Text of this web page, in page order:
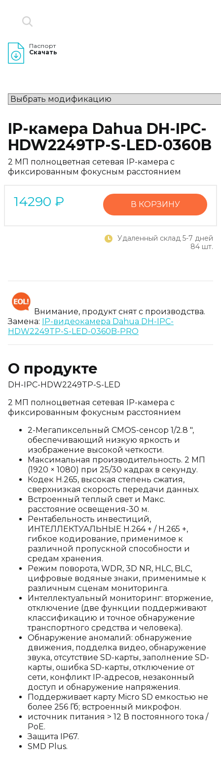
Паспорт
Скачать
IP-камера Dahua DH-IPC-
HDW2249TP-S-LED-0360B
2 МП полноцветная сетевая IP-камера с
фиксированным фокусным расстоянием
14290 ₽ В КОРЗИНУ
Удаленный склад 5-7 дней
84 шт.
Внимание, продукт снят с производства.
Замена: IP-видеокамера Dahua DH-IPC-
HDW2249TP-S-LED-0360B-PRO
О продукте
DH-IPC-HDW2249TP-S-LED
2 МП полноцветная сетевая IP-камера с
фиксированным фокусным расстоянием
2-Мегапиксельный CMOS-сенсор 1/2.8 ",
обеспечивающий низкую яркость и
изображение высокой четкости.
Максимальная производительность. 2 МП
(1920 × 1080) при 25/30 кадрах в секунду.
Кодек H.265, высокая степень сжатия,
сверхнизкая скорость передачи данных.
Встроенный теплый свет и Макс.
расстояние освещения-30 м.
Рентабельность инвестиций,
ИНТЕЛЛЕКТУАЛЬНЫЕ H.264 + / H.265 +,
гибкое кодирование, применимое к
различной пропускной способности и
средам хранения.
Режим поворота, WDR, 3D NR, HLC, BLC,
цифровые водяные знаки, применимые к
различным сценам мониторинга.
Интеллектуальный мониторинг: вторжение,
отключение (две функции поддерживают
классификацию и точное обнаружение
транспортного средства и человека).
Обнаружение аномалий: обнаружение
движения, подделка видео, обнаружение
звука, отсутствие SD-карты, заполнение SD-
карты, ошибка SD-карты, отключение от
сети, конфликт IP-адресов, незаконный
доступ и обнаружение напряжения.
Поддерживает карту Micro SD емкостью не
более 256 Гб; встроенный микрофон.
источник питания > 12 В постоянного тока /
PoE.
Защита IP67.
SMD Plus.